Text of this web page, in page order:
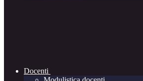
Docenti